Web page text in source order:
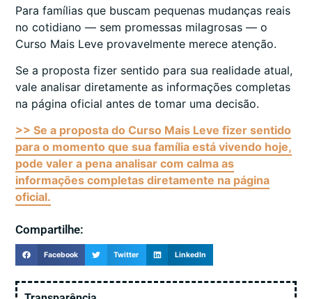
Para famílias que buscam pequenas mudanças reais
no cotidiano — sem promessas milagrosas — o
Curso Mais Leve provavelmente merece atenção.
Se a proposta fizer sentido para sua realidade atual,
vale analisar diretamente as informações completas
na página oficial antes de tomar uma decisão.
>> Se a proposta do Curso Mais Leve fizer sentido
para o momento que sua família está vivendo hoje,
pode valer a pena analisar com calma as
informações completas diretamente na página
oficial.
Compartilhe:
Facebook Twitter LinkedIn